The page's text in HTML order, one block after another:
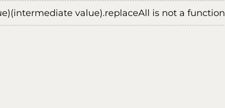
value).replaceAll is not a function